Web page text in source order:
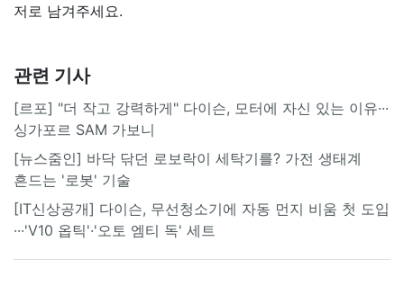
저로 남겨주세요.
관련 기사
[르포] "더 작고 강력하게" 다이슨, 모터에 자신 있는 이유···
싱가포르 SAM 가보니
[뉴스줌인] 바닥 닦던 로보락이 세탁기를? 가전 생태계
흔드는 '로봇' 기술
[IT신상공개] 다이슨, 무선청소기에 자동 먼지 비움 첫 도입
···'V10 옵틱'·'오토 엠티 독' 세트